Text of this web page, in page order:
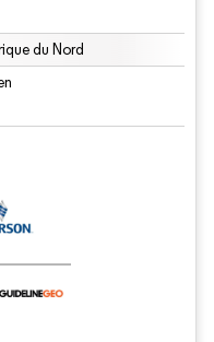
du Nord
nécessite une attribution sous CC